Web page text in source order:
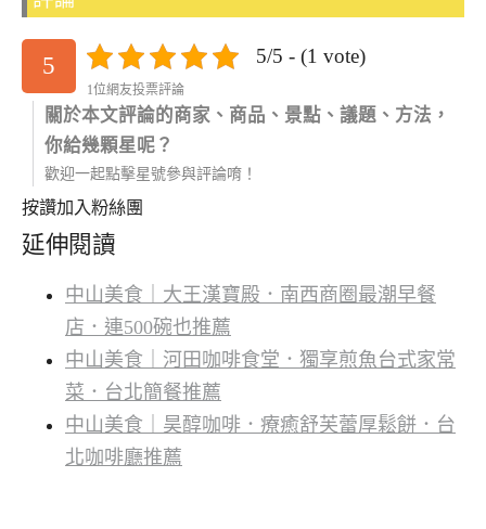
5 5/5 - (1 vote)
1位網友投票評論
關於本文評論的商家、商品、景點、議題、方法，
你給幾顆星呢？
歡迎一起點擊星號參與評論唷！
按讚加入粉絲團
延伸閱讀
中山美食｜大王漢寶殿．南西商圈最潮早餐
店．連500碗也推薦
中山美食｜河田咖啡食堂．獨享煎魚台式家常
菜．台北簡餐推薦
中山美食｜昊醇咖啡．療癒舒芙蕾厚鬆餅．台
北咖啡廳推薦